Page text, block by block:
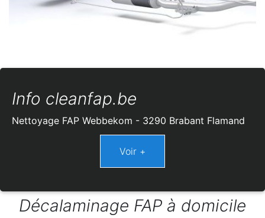
Info cleanfap.be
Nettoyage FAP Webbekom - 3290 Brabant Flamand
Décalaminage FAP à domicile